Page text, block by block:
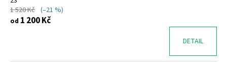
1 520 Kč (–21 %)
od 1 200 Kč
DETAIL